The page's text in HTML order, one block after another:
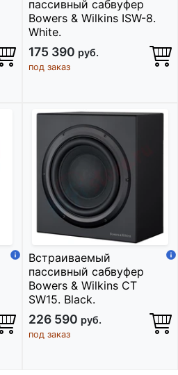
пассивный сабвуфер
Bowers & Wilkins ISW-8.
White.
175 390 руб.
под заказ
Встраиваемый
пассивный сабвуфер
Bowers & Wilkins CT
SW15. Black.
226 590 руб.
под заказ